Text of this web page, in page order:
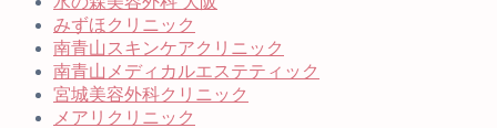
みずほクリニック
南青山スキンケアクリニック
南青山メディカルエステティック
宮城美容外科クリニック
メアリクリニック